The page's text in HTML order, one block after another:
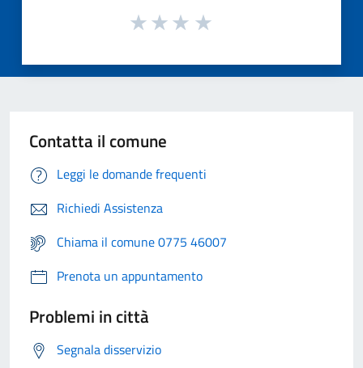
Contatta il comune
Leggi le domande frequenti
Richiedi Assistenza
Chiama il comune 0775 46007
Prenota un appuntamento
Problemi in città
Segnala disservizio